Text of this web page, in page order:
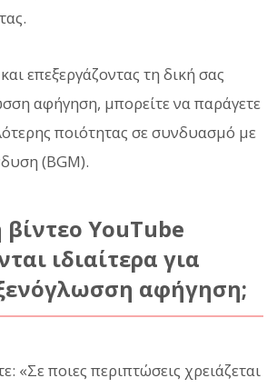
επεξεργάζοντας τη δική σας
αφήγηση, μπορείτε να παράγετε
ποιότητας σε συνδυασμό με
(BGM).
βίντεο YouTube
ιδιαίτερα για
αφήγηση;
«Σε ποιες περιπτώσεις χρειάζεται